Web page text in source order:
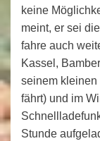
keine
meint, er sei
fahre auch
Kassel,
seinem kleinen
fährt) und im
Stunde